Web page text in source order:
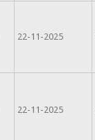
22-11-2025
22-11-2025